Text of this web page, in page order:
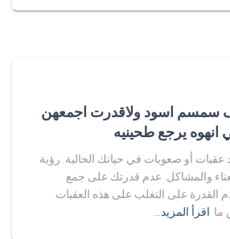
سمسم اسود ولاقدرت اجمعهن
انهوه يرجع طحينيه
عقبات أو صعوبات في حياتك الحالية. رؤية
والمشاكل. عدم قدرتك على جمع
على التغلب على هذه العقبات.
ما اقرأ المزيد…